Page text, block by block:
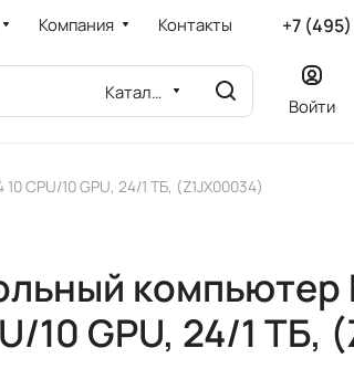
Компания Контакты +7
Каталог
Войти
CPU/10 GPU, 24/1 ТБ, (Z1JX00034)
компьютер
10 GPU, 24/1 ТБ,